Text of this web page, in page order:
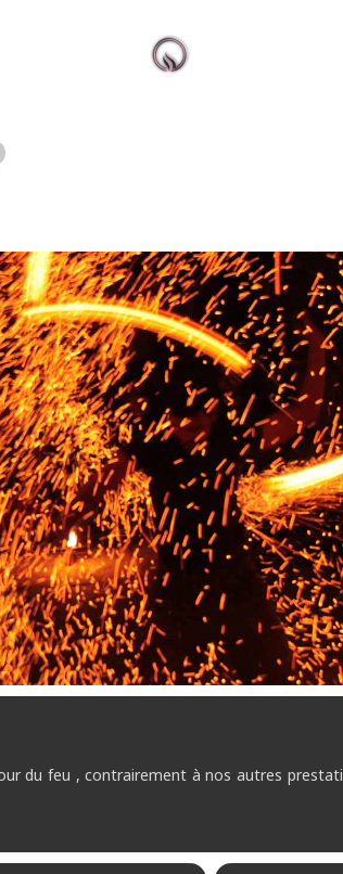
du feu , contrairement à nos autres